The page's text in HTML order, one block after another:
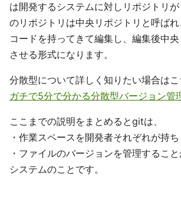
は開発するシステムに対しリポジトリ
のリポジトリは中央リポジトリと呼ば
コードを持ってきて編集し、編集後中
させる形式になります。
分散型について詳しく知りたい場合は
ガチで5分で分かる分散型バージョン管
ここまでの説明をまとめるとgitは、
・作業スペースを開発者それぞれが持ち
・ファイルのバージョンを管理するこ
システムのことです。